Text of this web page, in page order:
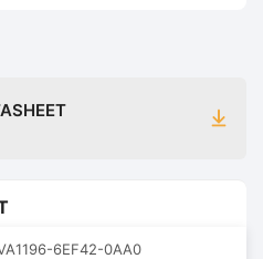
6EF42-0AA0